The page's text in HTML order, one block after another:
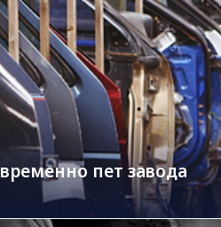
пет завода